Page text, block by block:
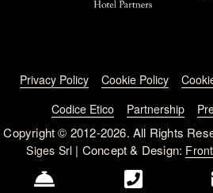
Footer menu
Privacy Policy Cookie Policy
Codice Etico
Partnership
Copyright © 2012-2026. All Rights
Siges Srl | Concept & Design: